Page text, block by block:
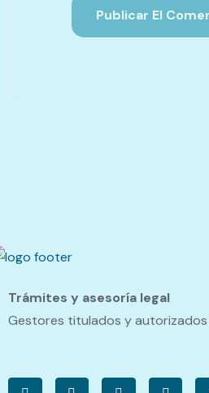
Trámites y asesoría legal
Gestores titulados y autorizados